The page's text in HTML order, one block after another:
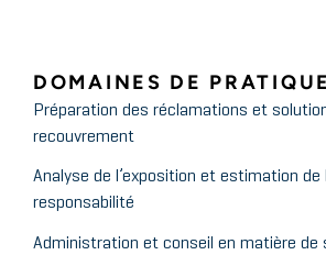
DOMAINES DE PRATIQUE
Préparation des réclamations et
recouvrement
Analyse de l’exposition et estimation de
responsabilité
Administration et conseil en matière de